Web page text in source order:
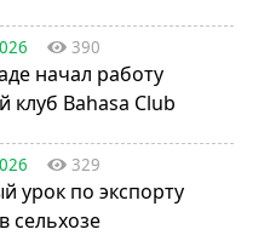
390
начал работу
клуб Bahasa Club
329
урок по экспорту
сельхозе